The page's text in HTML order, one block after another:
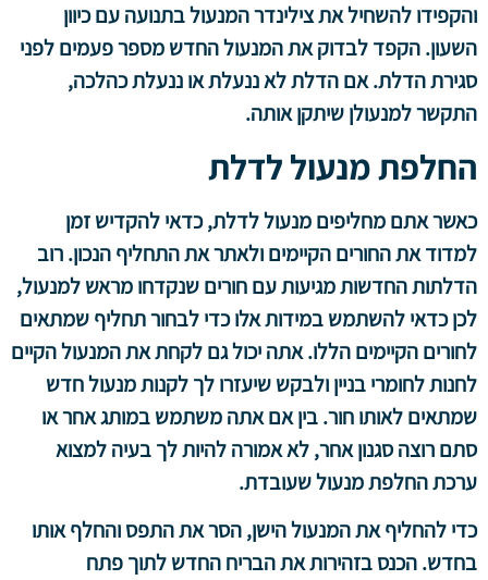
והקפידו להשחיל את צילינדר המנעול בתנועה עם כיוון
השעון. הקפד לבדוק את המנעול החדש מספר פעמים לפני
סגירת הדלת. אם הדלת לא ננעלת או ננעלת כהלכה,
התקשר למנעולן שיתקן אותה.
החלפת מנעול לדלת
כאשר אתם מחליפים מנעול לדלת, כדאי להקדיש זמן
למדוד את החורים הקיימים ולאתר את התחליף הנכון. רוב
הדלתות החדשות מגיעות עם חורים שנקדחו מראש למנעול,
לכן כדאי להשתמש במידות אלו כדי לבחור תחליף שמתאים
לחורים הקיימים הללו. אתה יכול גם לקחת את המנעול הקיים
לחנות לחומרי בניין ולבקש שיעזרו לך לקנות מנעול חדש
שמתאים לאותו חור. בין אם אתה משתמש במותג אחר או
סתם רוצה סגנון אחר, לא אמורה להיות לך בעיה למצוא
ערכת החלפת מנעול שעובדת.
כדי להחליף את המנעול הישן, הסר את התפס והחלף אותו
בחדש. הכנס בזהירות את הבריח החדש לתוך פתח